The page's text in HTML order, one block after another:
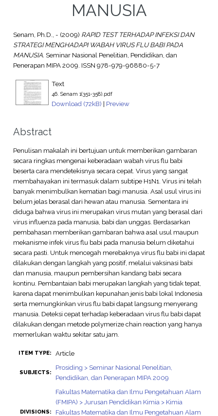
MANUSIA
Senam, Ph.D., - (2009) RAPID TEST TERHADAP INFEKSI DAN
STRATEGI MENGHADAPI WABAH VIRUS FLU BABI PADA
MANUSIA. Seminar Nasional Penelitian, Pendidikan, dan
Penerapan MIPA 2009. ISSN 978-979-96880-5-7
Text
46. Senam 1(351-358).pdf
Download (72kB) | Preview
Abstract
Penulisan makalah ini bertujuan untuk memberikan gambaran
secara ringkas mengenai keberadaan wabah virus flu babi
beserta cara mendetekisnya secara cepat. Virus yang sangat
membahayakan ini termasuk dalam subtipe H1N1. Virus ini telah
banyak menimbulkan kematian bagi manusia. Asal usul virus ini
belum jelas berasal dari hewan atau manusia. Sementara ini
diduga bahwa virus ini merupakan virus mutan yang berasal dari
virus influenza pada manusia, babi dan unggas. Berdasarkan
pembahasan memberikan gambaran bahwa asal usul maupun
mekanisme infek virus flu babi pada manusia belum diketahui
secara pasti. Untuk mencegah merebaknya virus flu babi ini dapat
dilakukan dengan langkah yang positif, melalui vaksinasi babi
dan manusia, maupun pembersihan kandang babi secara
kontinu. Pembantaian babi merupakan langkah yang tidak tepat,
karena dapat menimbulkan kepunahan jenis babi lokal Indonesia
serta memungkinkan virus flu babi dapat langsung menyerang
manusia. Deteksi cepat terhadap keberadaan virus flu babi dapat
dilakukan dengan metode polymerize chain reaction yang hanya
memerlukan waktu sekitar satu jam.
ITEM TYPE: Article
SUBJECTS:
Prosiding > Seminar Nasional Penelitian,
Pendidikan, dan Penerapan MIPA 2009
DIVISIONS:
Fakultas Matematika dan Ilmu Pengetahuan Alam
(FMIPA) > Jurusan Pendidikan Kimia > Kimia
Fakultas Matematika dan Ilmu Pengetahuan Alam